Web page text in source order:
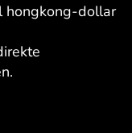
hongkong-dollar